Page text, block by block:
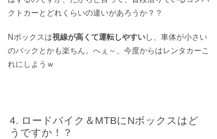
クトカーとどれくらいの違いがあろうか？？
Nボックスは視線が高くて運転しやすいし、車体が小さい
のバックとかも楽ちん。へぇ～、今度からはレンタカーこ
れにしようｗ
ロードバイク＆MTBにNボックスはど
うですか！？